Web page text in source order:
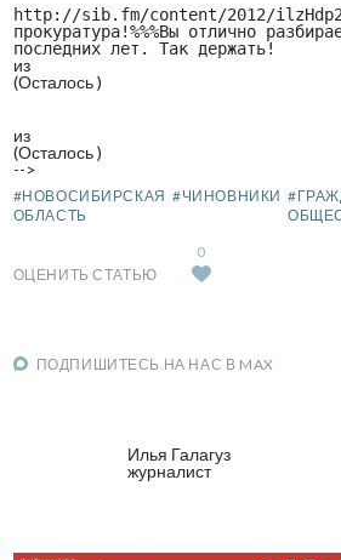
http://sib.fm/content/2012/
прокуратура!%%%Вы отлично
последних лет. Так держать!
из
(Осталось)
из
(Осталось)
-->
#НОВОСИБИРСКАЯ
ОБЛАСТЬ
#ЧИНОВНИКИ
ОЦЕНИТЬ СТАТЬЮ
0
ПОДПИШИТЕСЬ НА НАС В MAX
Илья Галагуз
журналист